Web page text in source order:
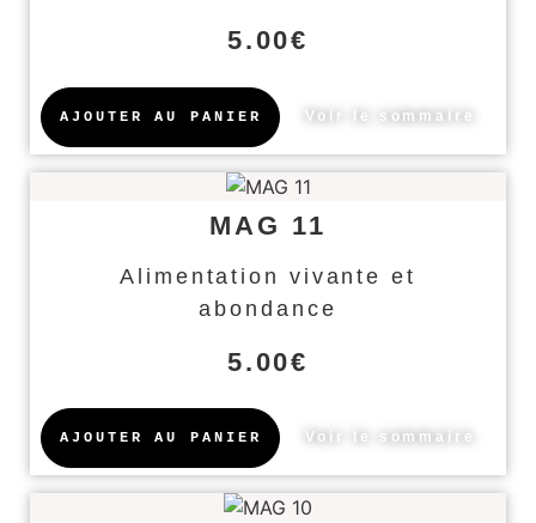
5.00€
AJOUTER AU PANIER Voir le sommaire
MAG 11
Alimentation vivante et
abondance
5.00€
AJOUTER AU PANIER Voir le sommaire